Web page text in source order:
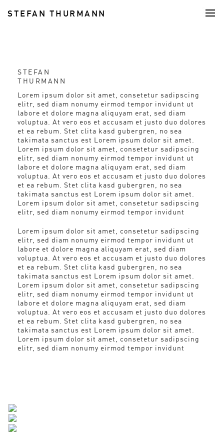
STEFAN THURMANN
FOOD
STEFAN
THURMANN
Lorem ipsum dolor sit amet, consetetur sadipscing
elitr, sed diam nonumy eirmod tempor invidunt ut
labore et dolore magna aliquyam erat, sed diam
voluptua. At vero eos et accusam et justo duo dolores
et ea rebum. Stet clita kasd gubergren, no sea
takimata sanctus est Lorem ipsum dolor sit amet.
Lorem ipsum dolor sit amet, consetetur sadipscing
elitr, sed diam nonumy eirmod tempor invidunt ut
labore et dolore magna aliquyam erat, sed diam
voluptua. At vero eos et accusam et justo duo dolores
et ea rebum. Stet clita kasd gubergren, no sea
takimata sanctus est Lorem ipsum dolor sit amet.
Lorem ipsum dolor sit amet, consetetur sadipscing
elitr, sed diam nonumy eirmod tempor invidunt
Lorem ipsum dolor sit amet, consetetur sadipscing
elitr, sed diam nonumy eirmod tempor invidunt ut
labore et dolore magna aliquyam erat, sed diam
voluptua. At vero eos et accusam et justo duo dolores
et ea rebum. Stet clita kasd gubergren, no sea
takimata sanctus est Lorem ipsum dolor sit amet.
Lorem ipsum dolor sit amet, consetetur sadipscing
elitr, sed diam nonumy eirmod tempor invidunt ut
labore et dolore magna aliquyam erat, sed diam
voluptua. At vero eos et accusam et justo duo dolores
et ea rebum. Stet clita kasd gubergren, no sea
takimata sanctus est Lorem ipsum dolor sit amet.
Lorem ipsum dolor sit amet, consetetur sadipscing
elitr, sed diam nonumy eirmod tempor invidunt